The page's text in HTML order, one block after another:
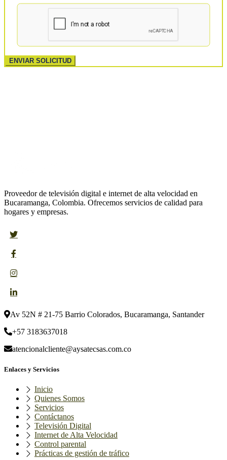
ENVIAR SOLICITUD
Proveedor de televisión digital e internet de alta velocidad en
Bucaramanga, Colombia. Ofrecemos servicios de calidad para
hogares y empresas.
Av 52N # 21-75 Barrio Colorados, Bucaramanga, Santander
+57 3183637018
atencionalcliente@aysatecsas.com.co
Enlaces y Servicios
Inicio
Quienes Somos
Servicios
Contáctanos
Televisión Digital
Internet de Alta Velocidad
Control parental
Prácticas de gestión de tráfico